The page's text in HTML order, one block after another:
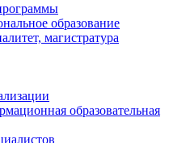
образование
магистратура
образовательная